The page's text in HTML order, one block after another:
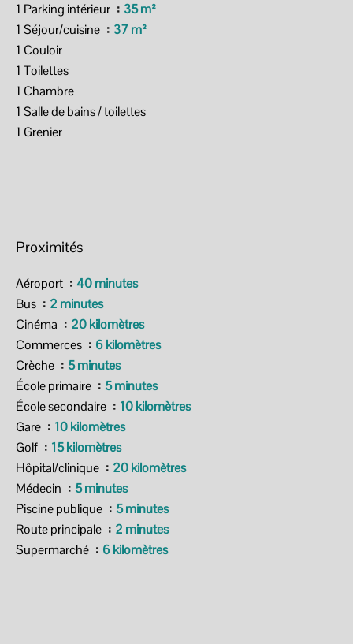
1 Parking intérieur
35 m²
1 Séjour/cuisine
37 m²
1 Couloir
1 Toilettes
1 Chambre
1 Salle de bains / toilettes
1 Grenier
Proximités
Aéroport
40 minutes
Bus
2 minutes
Cinéma
20 kilomètres
Commerces
6 kilomètres
Crèche
5 minutes
École primaire
5 minutes
École secondaire
10 kilomètres
Gare
10 kilomètres
Golf
15 kilomètres
Hôpital/clinique
20 kilomètres
Médecin
5 minutes
Piscine publique
5 minutes
Route principale
2 minutes
Supermarché
6 kilomètres